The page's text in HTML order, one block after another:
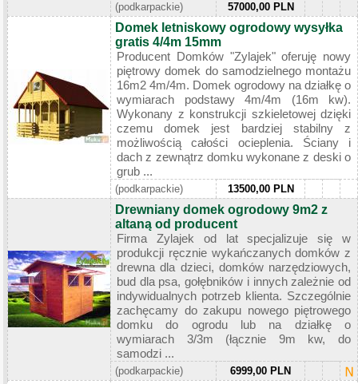
(podkarpackie) 57000,00 PLN
Domek letniskowy ogrodowy wysyłka
gratis 4/4m 15mm
Producent Domków "Zylajek" oferuję nowy
piętrowy domek do samodzielnego montażu
16m2 4m/4m. Domek ogrodowy na działkę o
wymiarach podstawy 4m/4m (16m kw).
Wykonany z konstrukcji szkieletowej dzięki
czemu domek jest bardziej stabilny z
możliwością całości ocieplenia. Ściany i
dach z zewnątrz domku wykonane z deski o
grub ...
(podkarpackie) 13500,00 PLN
Drewniany domek ogrodowy 9m2 z
altaną od producent
Firma Zylajek od lat specjalizuje się w
produkcji ręcznie wykańczanych domków z
drewna dla dzieci, domków narzędziowych,
bud dla psa, gołębników i innych zależnie od
indywidualnych potrzeb klienta. Szczególnie
zachęcamy do zakupu nowego piętrowego
domku do ogrodu lub na działkę o
wymiarach 3/3m (łącznie 9m kw, do
samodzi ...
(podkarpackie) 6999,00 PLN